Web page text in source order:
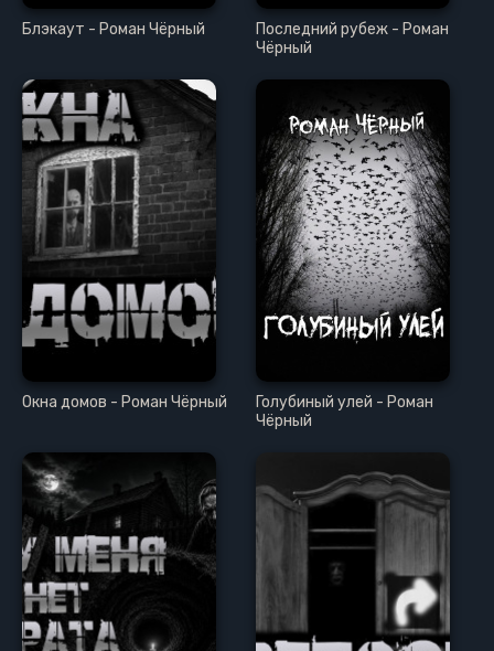
Блэкаут - Роман Чёрный
Последний рубеж - Роман
Чёрный
Окна домов - Роман Чёрный
Голубиный улей - Роман
Чёрный